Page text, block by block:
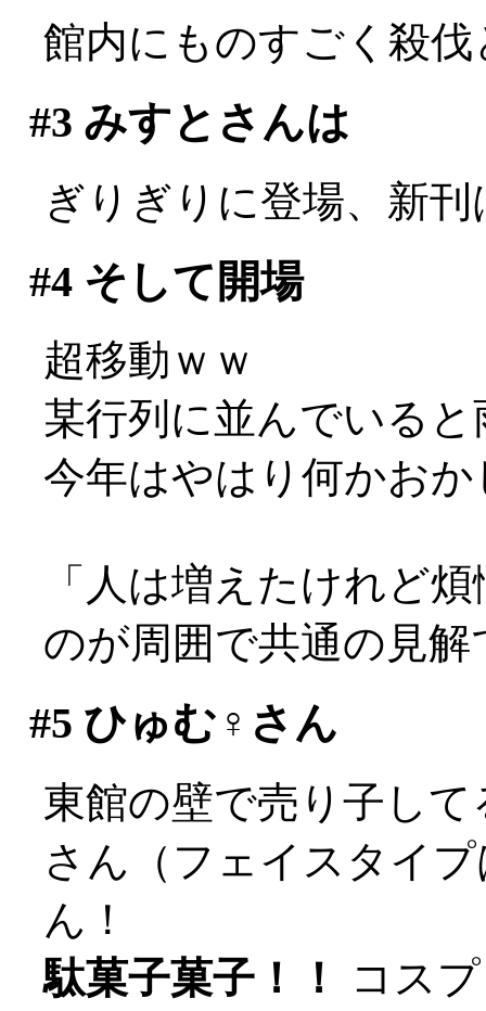
館内にものすごく殺
#3 みすとさんは
ぎりぎりに登場、新
#4そして開場
超移動ｗｗ
某行列に並んでいる
今年はやはり何かお
「人は増えたけれど
のが周囲で共通の見
#5 ひゅむ♀さん
東館の壁で売り子し
さん（フェイスタイ
ん！
駄菓子菓子！！
コス